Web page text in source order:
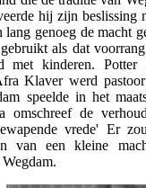
hij zijn beslissing
lang genoeg de macht
als dat
met kinderen.
Klaver werd
speelde in het
omschreef de
vrede' Er
van een kleine